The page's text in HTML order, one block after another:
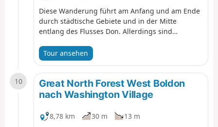
Diese Wanderung führt am Anfang und am Ende
durch städtische Gebiete und in der Mitte
entlang des Flusses Don. Allerdings sind
sehen. Daher verläuft ein Teil der Wanderung
entlang stark begehener Straßen und umfasst
einen Bahnübergang.
Tour ansehen
10
Great North Forest West Boldon
nach Washington Village
8,78 km 30 m
13 m